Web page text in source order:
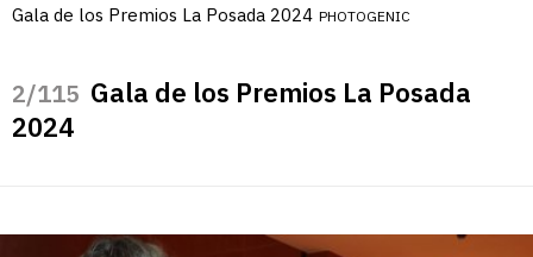
Gala de los Premios La Posada 2024 PHOTOGENIC
/115 Gala de los Premios La Posada
2024